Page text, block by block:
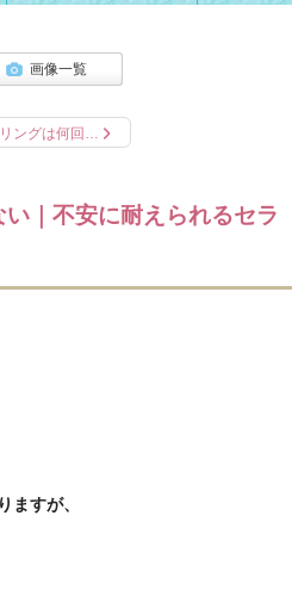
画像一覧
ングは何回…
｜不安に耐えられるセラ
ますが、